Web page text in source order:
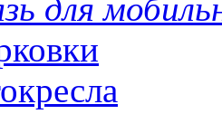
для